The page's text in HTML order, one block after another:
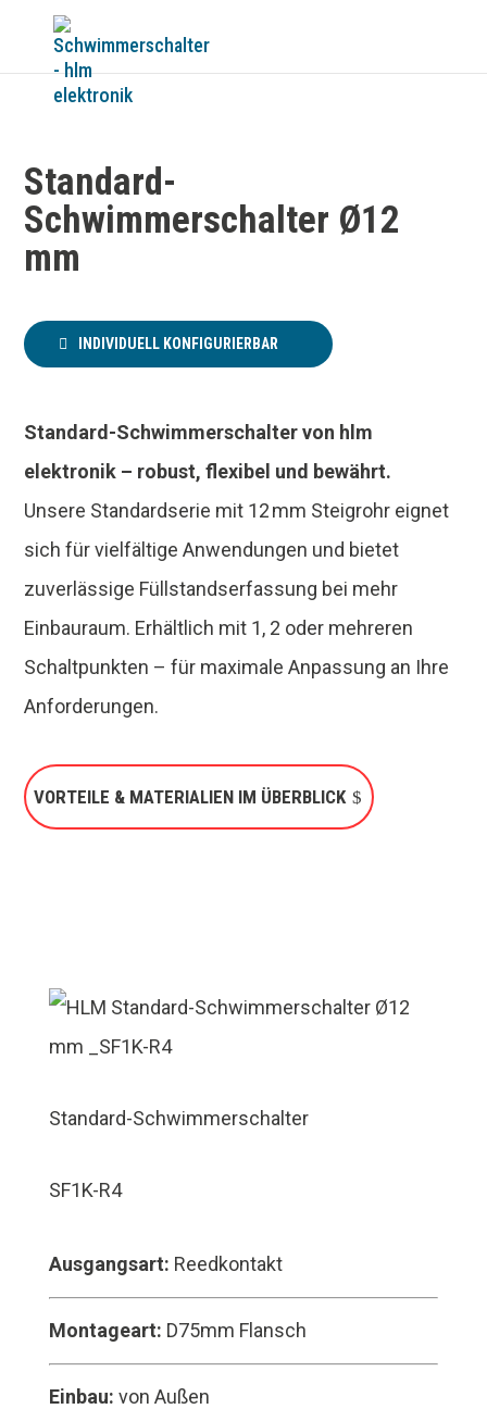
Standard-
Schwimmerschalter Ø12
mm
INDIVIDUELL KONFIGURIERBAR
Standard-Schwimmerschalter von hlm
elektronik – robust, flexibel und bewährt.
Unsere Standardserie mit 12 mm Steigrohr eignet
sich für vielfältige Anwendungen und bietet
zuverlässige Füllstandserfassung bei mehr
Einbauraum. Erhältlich mit 1, 2 oder mehreren
Schaltpunkten – für maximale Anpassung an Ihre
Anforderungen.
VORTEILE & MATERIALIEN IM ÜBERBLICK
Standard-Schwimmerschalter
SF1K-R4
Ausgangsart: Reedkontakt
Montageart: D75mm Flansch
Einbau: von Außen